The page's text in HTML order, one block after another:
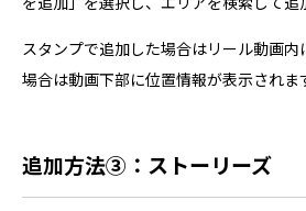
スタンプで追加した場合はリール動画
場合は動画下部に位置情報が表示されま
追加方法③：ストーリーズ